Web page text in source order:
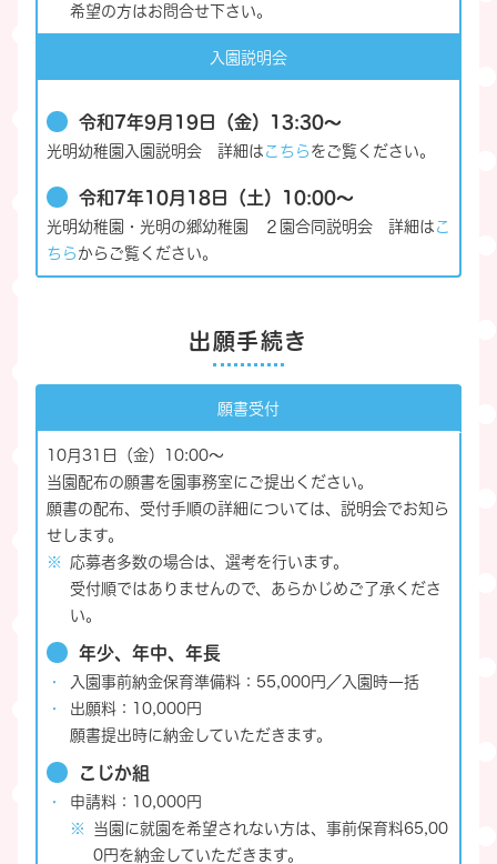
希望の方はお問合せ下さい。
入園説明会
令和7年9月19日（金）13:30～
光明幼稚園入園説明会 詳細はこちらをご覧ください。
令和7年10月18日（土）10:00～
光明幼稚園・光明の郷幼稚園 ２園合同説明会 詳細はこ
ちらからご覧ください。
出願手続き
願書受付
10月31日（金）10:00～
当園配布の願書を園事務室にご提出ください。
願書の配布、受付手順の詳細については、説明会でお知ら
せします。
応募者多数の場合は、選考を行います。
受付順ではありませんので、あらかじめご了承くださ
い。
年少、年中、年長
入園事前納金保育準備料：55,000円／入園時一括
出願料：10,000円
願書提出時に納金していただきます。
こじか組
申請料：10,000円
当園に就園を希望されない方は、事前保育料65,00
0円を納金していただきます。